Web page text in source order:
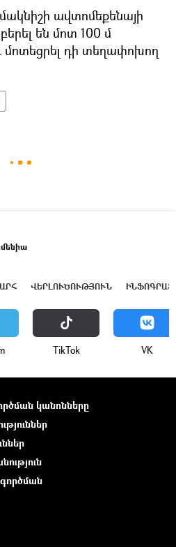
ավտոմեքենայի
են մոտ 100 մ
մոտեցրել դի տեղափոխող
ՎԵՐԼՈՒԾՈՒԹՅՈՒՆ
ТikТоk VK
կանոնները